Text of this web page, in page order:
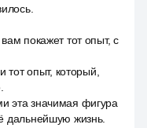
покажет тот опыт, с
тот опыт, который,
эта значимая фигура
дальнейшую жизнь.